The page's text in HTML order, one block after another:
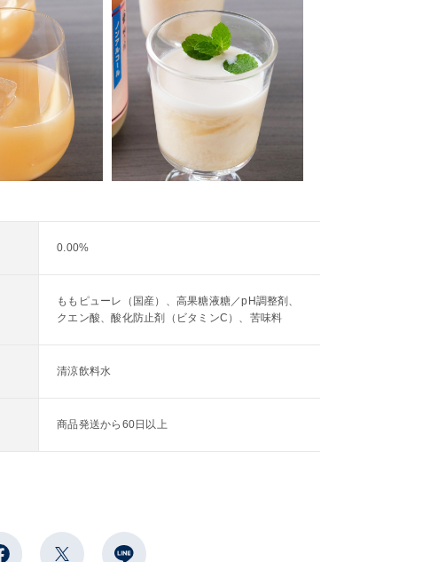
0.00%
ももピューレ（国産）、高果糖液糖／pH調整剤、
クエン酸、酸化防止剤（ビタミンC）、苦味料
清涼飲料水
商品発送から60日以上